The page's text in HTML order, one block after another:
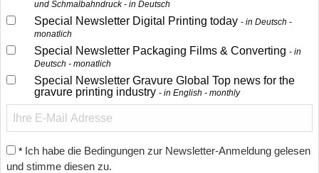
und Schmalbahndruck - in Deutsch
Special Newsletter Digital Printing today
in Deutsch -
monatlich
Special Newsletter Packaging Films & Converting
in
Deutsch - monatlich
Special Newsletter Gravure Global Top news for the
gravure printing industry
in English - monthly
* Ich habe die Bedingungen zur Newsletter-Anmeldung gelesen
und stimme diesen zu.